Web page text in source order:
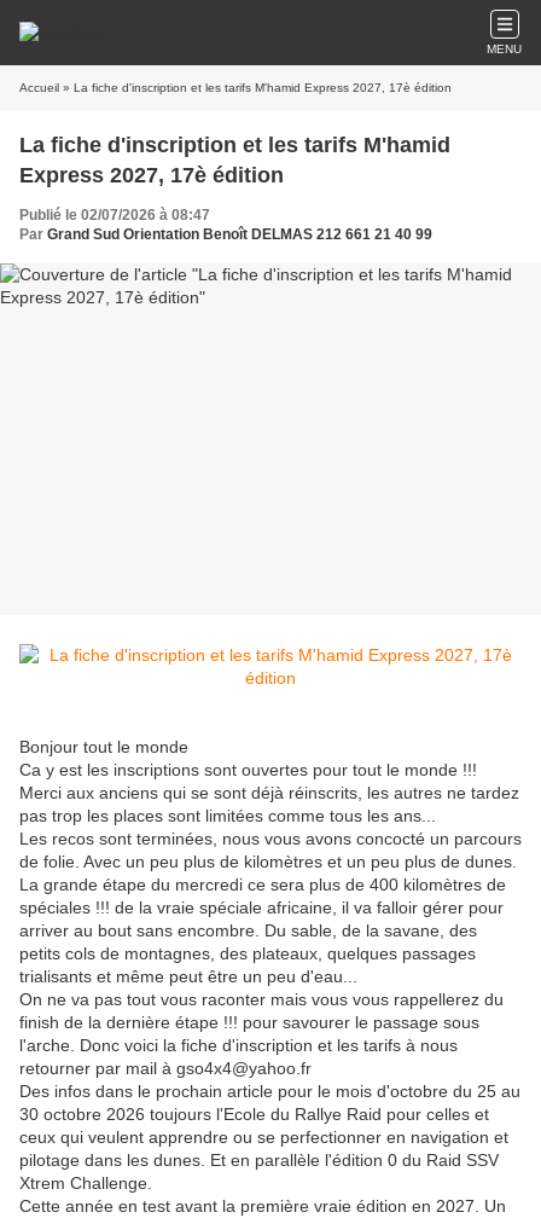
MENU
Accueil » La fiche d'inscription et les tarifs M'hamid Express 2027, 17è édition
La fiche d'inscription et les tarifs M'hamid
Express 2027, 17è édition
Publié le 02/07/2026 à 08:47
Par Grand Sud Orientation Benoît DELMAS 212 661 21 40 99
Bonjour tout le monde
Ca y est les inscriptions sont ouvertes pour tout le monde !!!
Merci aux anciens qui se sont déjà réinscrits, les autres ne tardez
pas trop les places sont limitées comme tous les ans...
Les recos sont terminées, nous vous avons concocté un parcours
de folie. Avec un peu plus de kilomètres et un peu plus de dunes.
La grande étape du mercredi ce sera plus de 400 kilomètres de
spéciales !!! de la vraie spéciale africaine, il va falloir gérer pour
arriver au bout sans encombre. Du sable, de la savane, des
petits cols de montagnes, des plateaux, quelques passages
trialisants et même peut être un peu d'eau...
On ne va pas tout vous raconter mais vous vous rappellerez du
finish de la dernière étape !!! pour savourer le passage sous
l'arche. Donc voici la fiche d'inscription et les tarifs à nous
retourner par mail à gso4x4@yahoo.fr
Des infos dans le prochain article pour le mois d'octobre du 25 au
30 octobre 2026 toujours l'Ecole du Rallye Raid pour celles et
ceux qui veulent apprendre ou se perfectionner en navigation et
pilotage dans les dunes. Et en parallèle l'édition 0 du Raid SSV
Xtrem Challenge.
Cette année en test avant la première vraie édition en 2027. Un